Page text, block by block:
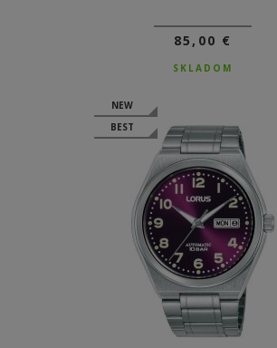
85,00 €
SKLADOM
NEW
BEST